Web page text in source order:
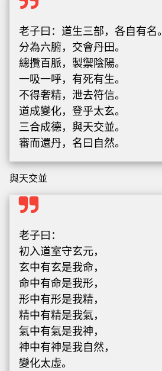
老子曰：道生三部，各自有名。
分為六腑，交會丹田。
總攬百脈，製禦陰陽。
一吸一呼，有死有生。
不得奢精，泄去符信。
道成變化，登乎太玄。
三合成德，與天交並。
審而還丹，名曰自然。
與天交並
老子曰：
初入道室守玄元，
玄中有玄是我命，
命中有命是我形，
形中有形是我精，
精中有精是我氣，
氣中有氣是我神，
神中有神是我自然，
變化太虛。